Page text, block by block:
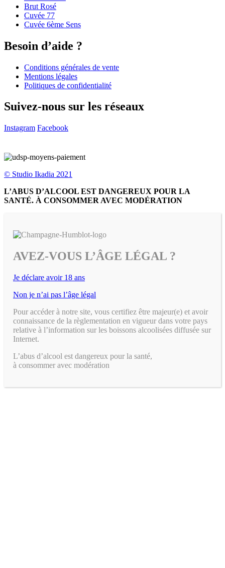
Brut Rosé
Cuvée 77
Cuvée 6ème Sens
Besoin d’aide ?
Conditions générales de vente
Mentions légales
Politiques de confidentialité
Suivez-nous sur les réseaux
Instagram Facebook
© Studio Ikadia 2021
L’ABUS D’ALCOOL EST DANGEREUX POUR LA
SANTÉ. À CONSOMMER AVEC MODÉRATION
AVEZ-VOUS L’ÂGE LÉGAL ?
Je déclare avoir 18 ans
Non je n’ai pas l’âge légal
Pour accéder à notre site, vous certifiez être majeur(e) et avoir
connaissance de la règlementation en vigueur dans votre pays
relative à l’information sur les boissons alcoolisées diffusée sur
Internet.
L’abus d’alcool est dangereux pour la santé,
à consommer avec modération